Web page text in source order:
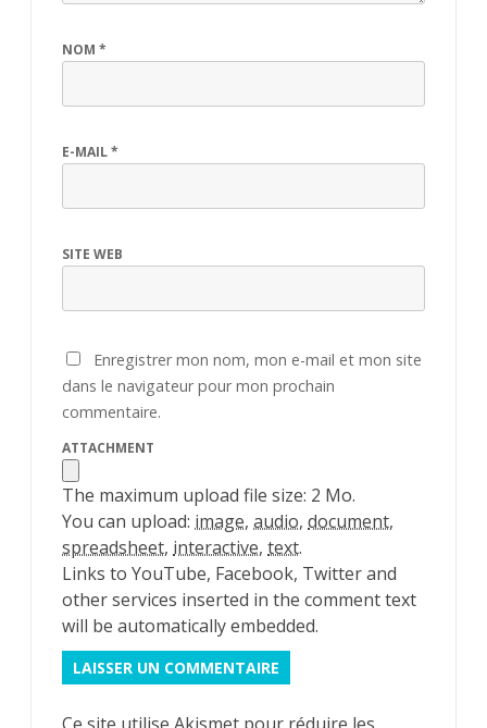
NOM *
E-MAIL*
SITE WEB
Enregistrer mon nom, mon e-mail et mon site
dans le navigateur pour mon prochain
commentaire.
ATTACHMENT
The maximum upload file size: 2 Mo.
You can upload: image, audio, document,
spreadsheet, interactive, text.
Links to YouTube, Facebook, Twitter and
other services inserted in the comment text
will be automatically embedded.
Ce site utilise Akismet pour réduire les